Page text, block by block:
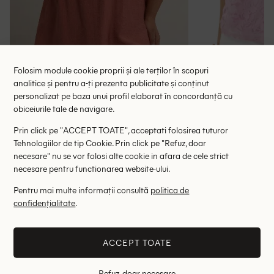
Bluza Ellerissa, roz pudra inchis
RRP: 105.00 lei
0 XL
Altii au fost interesati de
Folosim module cookie proprii și ale terților în scopuri
analitice și pentru a-ți prezenta publicitate și conținut
personalizat pe baza unui profil elaborat în concordanță cu
obiceiurile tale de navigare.
Prin click pe "ACCEPT TOATE", acceptati folosirea tuturor
Tehnologiilor de tip Cookie. Prin click pe "Refuz, doar
necesare" nu se vor folosi alte cookie in afara de cele strict
necesare pentru functionarea website-ului.
Pentru mai multe informații consultă politica de
confidențialitate.
ACCEPT TOATE